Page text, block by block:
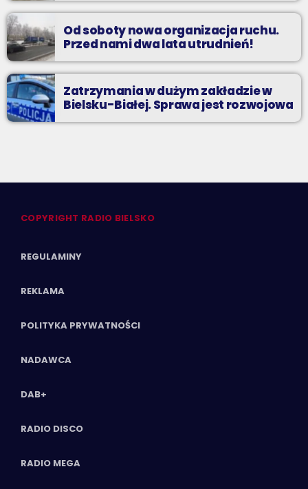
Od soboty nowa organizacja ruchu.
Przed nami dwa lata utrudnień!
Zatrzymania w dużym zakładzie w
Bielsku-Białej. Sprawa jest rozwojowa
COPYRIGHT RADIO BIELSKO
REGULAMINY
REKLAMA
POLITYKA PRYWATNOŚCI
NADAWCA
DAB+
RADIO DISCO
RADIO MEGA